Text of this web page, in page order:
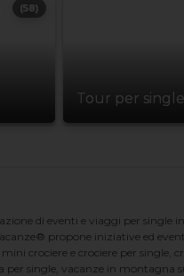
(58)
Tour per single
di eventi e viaggi per
propone iniziative ed
crociere e crociere per single,
single, vacanze in montagna